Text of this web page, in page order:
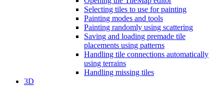
Selecting tiles to use for painting
Painting modes and tools
Painting randomly using scattering
Saving and loading premade tile
placements using patterns
Handling tile connections automatically
using terrains
Handling missing tiles
3D